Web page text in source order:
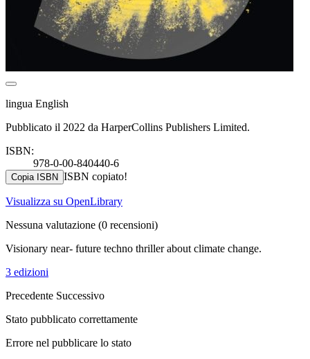
lingua English
Pubblicato il 2022 da HarperCollins Publishers Limited.
ISBN:
978-0-00-840440-6
Copia ISBN ISBN copiato!
Visualizza su OpenLibrary
Nessuna valutazione (0 recensioni)
Visionary near- future techno thriller about climate change.
3 edizioni
Precedente Successivo
Stato pubblicato correttamente
Errore nel pubblicare lo stato